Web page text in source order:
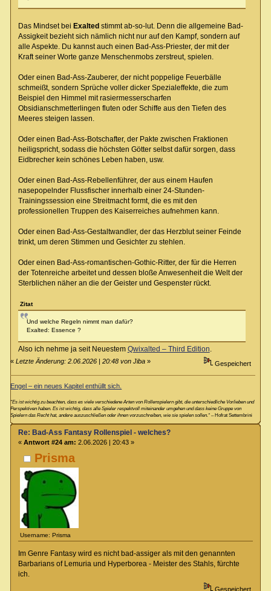
Das Mindset bei Exaltedstimmt ab-so-lut. Denn die allgemeine Bad-
Assigkeit bezieht sich nämlich nicht nur auf den Kampf, sondern auf
alle Aspekte. Du kannst auch einen Bad-Ass-Priester, der mit der
Kraft seiner Worte ganze Menschenmobs zerstreut, spielen.
Oder einen Bad-Ass-Zauberer, der nicht poppelige Feuerbälle
schmeißt, sondern Sprüche voller dicker Spezialeffekte, die zum
Beispiel den Himmel mit rasiermesserscharfen
Obsidianschmetterlingen fluten oder Schiffe aus den Tiefen des
Meeres steigen lassen.
Oder einen Bad-Ass-Botschafter, der Pakte zwischen Fraktionen
heiligspricht, sodass die höchsten Götter selbst dafür sorgen, dass
Eidbrecher kein schönes Leben haben, usw.
Oder einen Bad-Ass-Rebellenführer, der aus einem Haufen
nasepopelnder Flussfischer innerhalb einer 24-Stunden-
Trainingssession eine Streitmacht formt, die es mit den
professionellen Truppen des Kaiserreiches aufnehmen kann.
Oder einen Bad-Ass-Gestaltwandler, der das Herzblut seiner Feinde
trinkt, um deren Stimmen und Gesichter zu stehlen.
Oder einen Bad-Ass-romantischen-Gothic-Ritter, der für die Herren
der Totenreiche arbeitet und dessen bloße Anwesenheit die Welt der
Sterblichen näher an die der Geister und Gespenster rückt.
Zitat
Und welche Regeln nimmt man dafür?
Exalted: Essence ?
Also ich nehme ja seit Neuestem Qwixalted – Third Edition.
«Letzte Änderung: 2.06.2026 | 20:48 von Jiba » Gespeichert
Engel – ein neues Kapitel enthüllt sich.
“Es ist wichtig zu beachten, dass es viele verschiedene Arten von Rollenspielern gibt, die unterschiedliche Vorlieben und
Perspektiven haben. Es ist wichtig, dass alle Spieler respektvoll miteinander umgehen und dass keine Gruppe von
Spielern das Recht hat, andere auszuschließen oder ihnen vorzuschreiben, wie sie spielen sollen.“ – Hofrat Settembrini
Prisma
Username: Prisma
Re: Bad-Ass Fantasy Rollenspiel - welches?
« Antwort #24 am: 2.06.2026 | 20:43 »
Im Genre Fantasy wird es nicht bad-assiger als mit den genannten
Barbarians of Lemuria und Hyperborea - Meister des Stahls, fürchte
ich.
Gespeichert